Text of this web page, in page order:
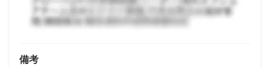
備考